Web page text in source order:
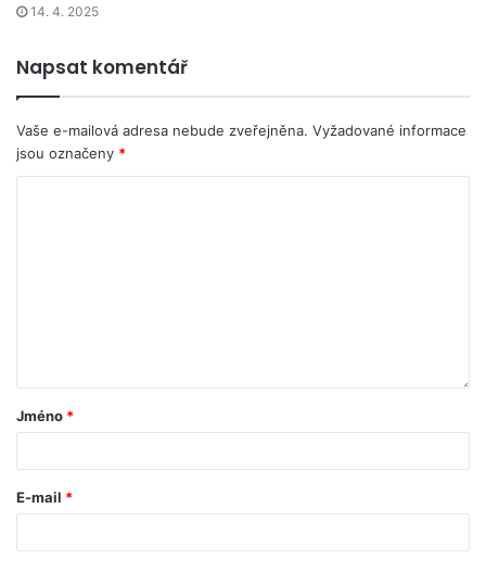
14. 4. 2025
Napsat komentář
Vaše e-mailová adresa nebude zveřejněna. Vyžadované informace
jsou označeny *
Jméno *
E-mail *